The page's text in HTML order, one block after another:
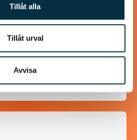
Tillåt alla
Tillåt urval
Avvisa
ingredienser, det behövs inte